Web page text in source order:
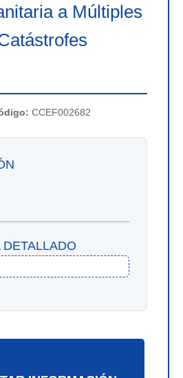
a Múltiples
CCEF002682